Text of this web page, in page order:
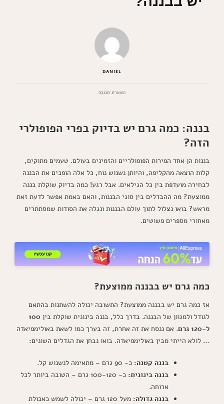
DANIEL
השארת תגובהבנושא
כמה
בננה: כמה גרם יש בדיוק בפרי הפופולרי
הזה?
בננות הן אחד הפירות הפופולריים והזמינים בעולם. טעמים מתוקים,
קלות הוצאה מהקליפה, והיותן נשנוש נוח, כל אלה הופכים את הבננה
לבחירה מועדפת בין כל הגילאים. אבל רגע! כמה בדיוק שוקלת בננה
ממוצעת? מה ההבדלים בין סוגי הבננות, והאם באמת אפשר לדעת זאת
מראש? בואו נצלול לתוך עולם הבננות ונגלה את הסודות שמסתתרים
מאחורי מספרים פשוטים.
כמה גרם יש בבננה ממוצעת?
אז כמה גרם יש בבננה ממוצעת? התשובה יכולה להשתנות בהתאם
לגודל ולמגוון של הבננה. בדרך כלל, בננה בינונית שוקלת בין 100
ל-120 גרם
. אם ננסח את זה אחרת, זה בערך כמו לשאת באולימפיאדה
… לולא הייתי מבין באולימפיאדה. בואו נבחן את הגדלים השונים:
בננה קטנה: כ- 90 גרם – מתאימה לנשנוש קל.
בננה בינונית:
כ- 100-120 גרם – הטובה ביותר לכל
ארוחה.
בננה גדולה:
מעל 120 גרם – יכולה לשמש כאכולת